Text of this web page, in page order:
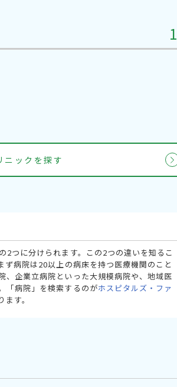
1
ニックを探す
2つに分けられます。この2つの違いを知るこ
ず病院は20以上の病床を持つ医療機関のこと
、企業立病院といった大規模病院や、地域医
「病院」を検索するのがホスピタルズ・ファ
ます。